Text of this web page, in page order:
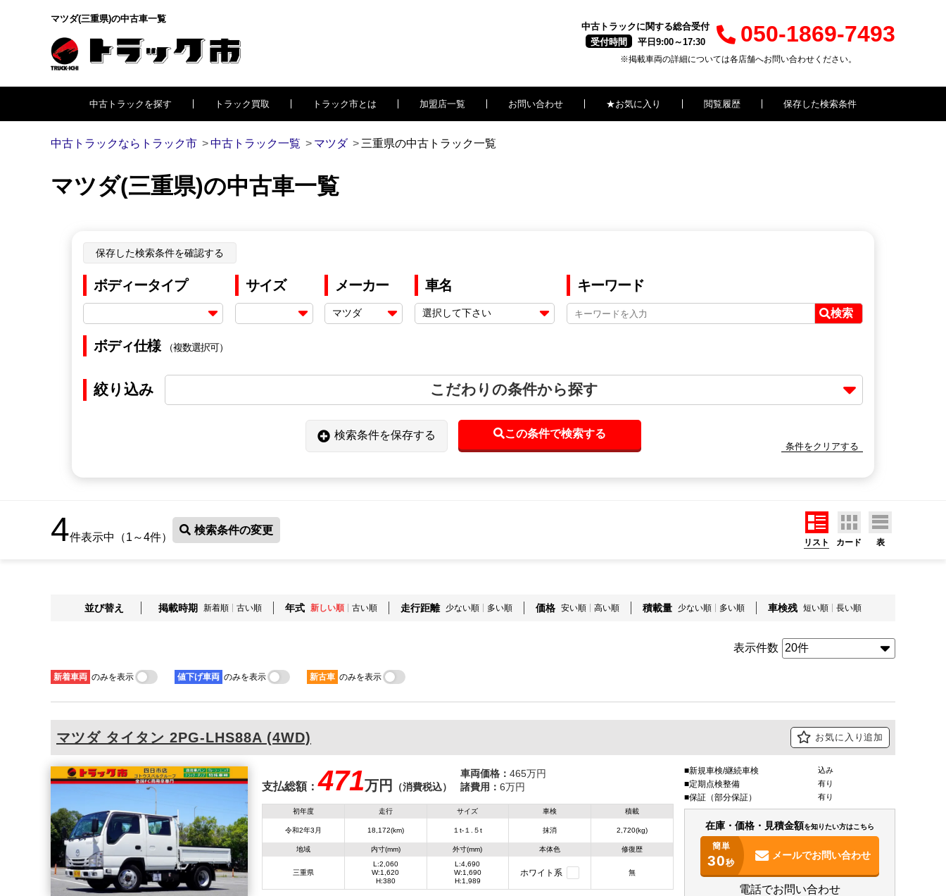
マツダ(三重県)の中古車一覧
中古トラックに関する総合受付
受付時間
平日9:00～17:30 050-1869-7493
※掲載車両の詳細については各店舗へお問い合わせください。
中古トラックを探す トラック買取 トラック市とは 加盟店一覧 お問い合わせ ★お気に入り 閲覧履歴 保存した検索条件
中古トラックならトラック市 中古トラック一覧 マツダ 三重県の中古トラック一覧
マツダ(三重県)の中古車一覧
保存した検索条件を確認する
ボディータイプ サイズ メーカー 車名 キーワード
検索
ボディ仕様 （複数選択可）
絞り込み こだわりの条件から探す
検索条件を保存する この条件で検索する
条件をクリアする
4件表示中（1～4件）
検索条件の変更
リスト カード 表
並び替え 掲載時期 新着順 古い順 年式 新しい順 古い順 走行距離 少ない順 多い順 価格 安い順 高い順 積載量 少ない順 多い順 車検残 短い順 長い順
表示件数
新着車両 のみを表示 値下げ車両 のみを表示 新古車 のみを表示
マツダ タイタン 2PG-LHS88A (4WD) お気に入り追加
支払総額：471万円 （消費税込）
車両価格： 465万円
諸費用： 6万円
初年度
令和2年3月
走行
18,172(km)
サイズ
１t-１.５t
車検
抹消
積載
2,720(kg)
地域
三重県
内寸(mm)
L:2,060
W:1,620
H:380
外寸(mm)
L:4,690
W:1,690
H:1,989
本体色
ホワイト系
修復歴
無
新規車検/継続車検 込み
定期点検整備 有り
保証（部分保証） 有り
在庫・価格・見積金額を知りたい方はこちら
簡単
30秒
メールでお問い合わせ
電話でお問い合わせ